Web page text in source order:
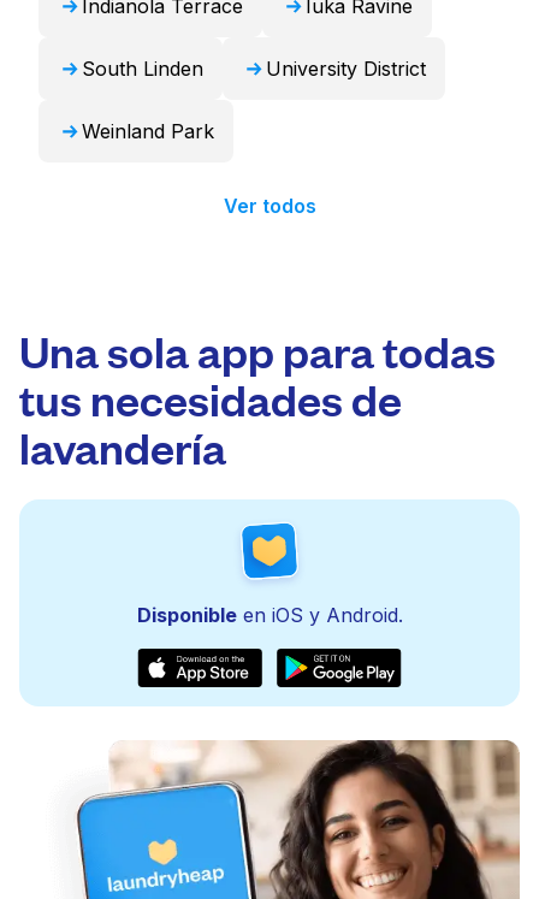
Indianola Terrace Iuka Ravine
South Linden University District
Weinland Park
Ver todos
Una sola app para todas
tus necesidades de
lavandería
Disponibleen iOS y Android.